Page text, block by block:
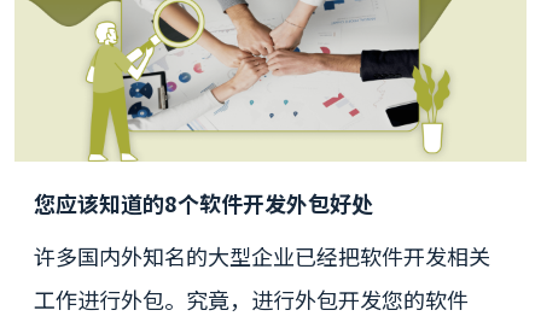
您应该知道的8个软件开发外包好处
许多国内外知名的大型企业已经把软件开发相关
工作进行外包。究竟，进行外包开发您的软件